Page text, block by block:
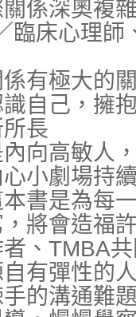
係深奧複
臨床心理師
極大的關
自己，擁
長
高敏人，
小劇場持
書是為每
將會造福
、TMBA
彈性的人
的溝通難